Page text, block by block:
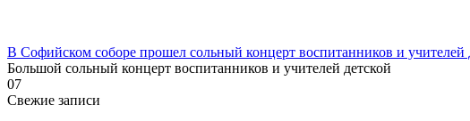
В Софийском соборе прошел сольный концерт воспитанников и
Большой сольный концерт воспитанников и учителей детской
07
Свежие записи